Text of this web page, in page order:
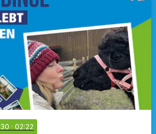
· 02:22